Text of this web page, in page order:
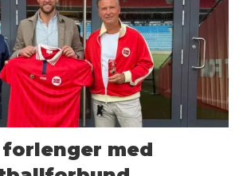
forlenger med